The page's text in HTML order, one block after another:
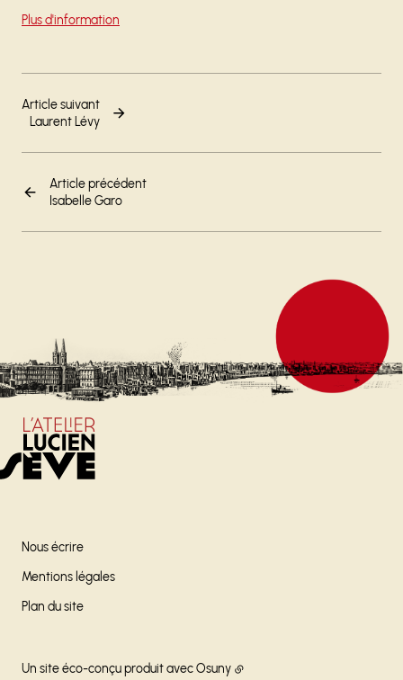
Plus d'information
Article précédent
Isabelle Garo
Article suivant
Laurent Lévy
Nous écrire
Mentions légales
Plan du site
Un site éco-conçu produit avecOsuny